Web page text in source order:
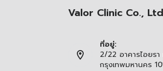
Valor Clinic Co.,
ที่อยู่:
2/22 อาคารไอยร
กรุงเทพมหานคร